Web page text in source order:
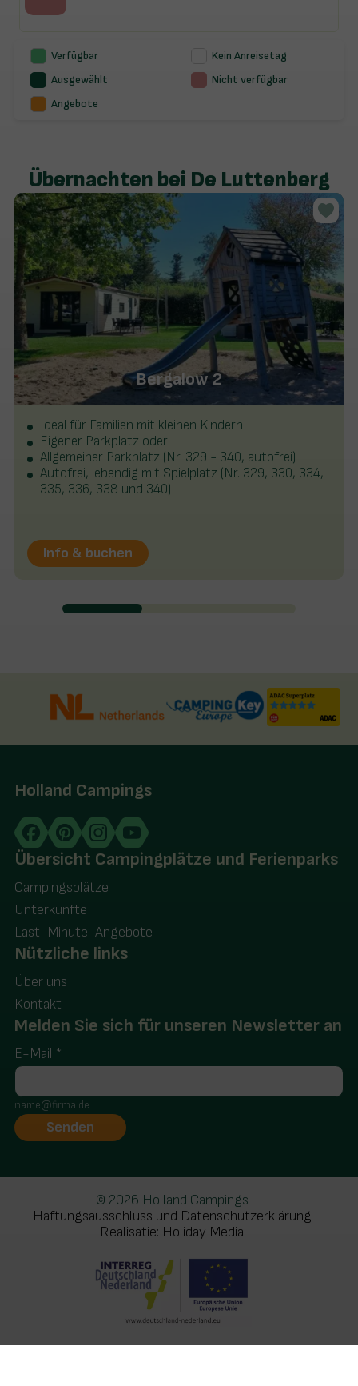
Verfügbar
Kein Anreisetag
Ausgewählt
Nicht verfügbar
Angebote
Übernachten bei De Luttenberg
Bergalow 2
Ideal für Familien mit kleinen Kindern
Eigener Parkplatz oder
Allgemeiner Parkplatz (Nr. 329 - 340, autofrei)
Autofrei, lebendig mit Spielplatz (Nr. 329, 330, 334,
335, 336, 338 und 340)
Info & buchen
Holland Campings
Übersicht Campingplätze und Ferienparks
Campingsplätze
Unterkünfte
Last-Minute-Angebote
Nützliche links
Über uns
Kontakt
Melden Sie sich für unseren Newsletter an
E-Mail *
name@firma.de
© 2026 Holland Campings
Haftungsausschluss und Datenschutzerklärung
Realisatie: Holiday Media